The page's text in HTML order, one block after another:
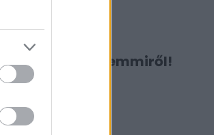
Ne maradj le semmiről!